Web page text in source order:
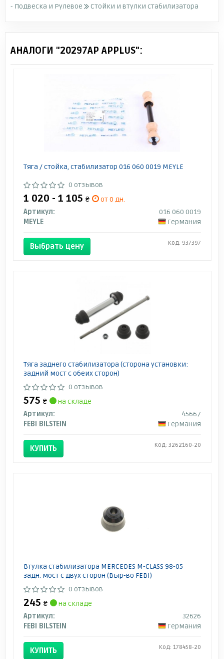
- Подвеска и Рулевое
Стойки и втулки стабилизатора
АНАЛОГИ "20297AP APPLUS":
Тяга / стойка, стабилизатор 016 060 0019 MEYLE
0 отзывов
1 020 - 1 105 ₴
от 0 дн.
Артикул:
016 060 0019
MEYLE
Германия
Выбрать цену Код: 937397
Тяга заднего стабилизатора (сторона установки:
задний мост с обеих сторон)
0 отзывов
575 ₴
на складе
Артикул:
45667
FEBI BILSTEIN
Германия
КУПИТЬ Код: 3262160-20
Втулка стабилизатора MERCEDES M-CLASS 98-05
задн. мост с двух сторон (Выр-во FEBI)
0 отзывов
245 ₴
на складе
Артикул:
32626
FEBI BILSTEIN
Германия
КУПИТЬ Код: 178458-20